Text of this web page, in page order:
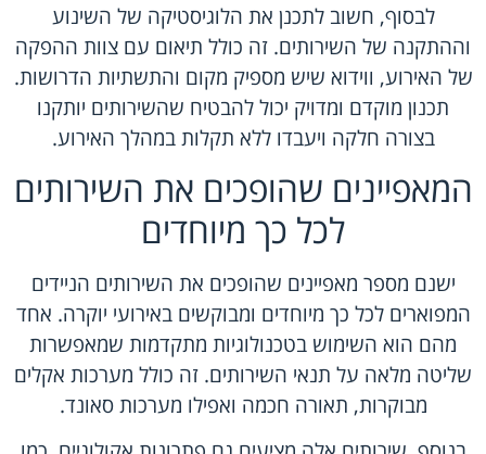
לבסוף, חשוב לתכנן את הלוגיסטיקה של השינוע
וההתקנה של השירותים. זה כולל תיאום עם צוות ההפקה
של האירוע, ווידוא שיש מספיק מקום והתשתיות הדרושות.
תכנון מוקדם ומדויק יכול להבטיח שהשירותים יותקנו
בצורה חלקה ויעבדו ללא תקלות במהלך האירוע.
המאפיינים שהופכים את השירותים
לכל כך מיוחדים
ישנם מספר מאפיינים שהופכים את השירותים הניידים
המפוארים לכל כך מיוחדים ומבוקשים באירועי יוקרה. אחד
מהם הוא השימוש בטכנולוגיות מתקדמות שמאפשרות
שליטה מלאה על תנאי השירותים. זה כולל מערכות אקלים
מבוקרות, תאורה חכמה ואפילו מערכות סאונד.